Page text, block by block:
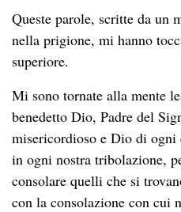
Queste parole, scritte da un
nella prigione, mi hanno
superiore.
Mi sono tornate alla mente
benedetto Dio, Padre del
misericordioso e Dio di
in ogni nostra tribolazione,
consolare quelli che si
con la consolazione con cui